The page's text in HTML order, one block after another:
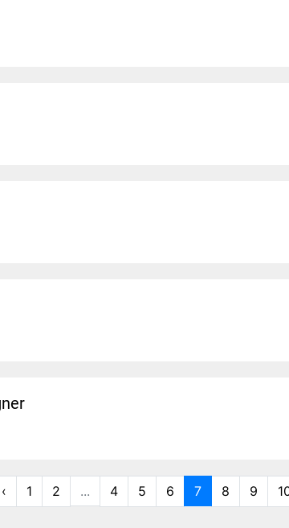
‹ 1 2 ... 4 5 6 7 8 9